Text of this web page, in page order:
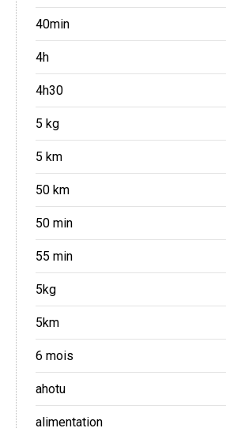
40min
4h
4h30
5 kg
5 km
50 km
50 min
55 min
5kg
5km
6 mois
ahotu
alimentation